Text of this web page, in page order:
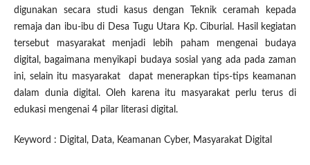
digunakan secara studi kasus dengan Teknik ceramah kepada
remaja dan ibu-ibu di Desa Tugu Utara Kp. Ciburial. Hasil kegiatan
tersebut masyarakat menjadi lebih paham mengenai budaya
digital, bagaimana menyikapi budaya sosial yang ada pada zaman
ini, selain itu masyarakat dapat menerapkan tips-tips keamanan
dalam dunia digital. Oleh karena itu masyarakat perlu terus di
edukasi mengenai 4 pilar literasi digital.
Keyword : Digital, Data, Keamanan Cyber, Masyarakat Digital